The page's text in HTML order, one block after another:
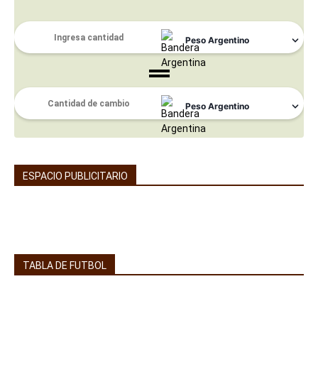
ESPACIO PUBLICITARIO
TABLA DE FUTBOL